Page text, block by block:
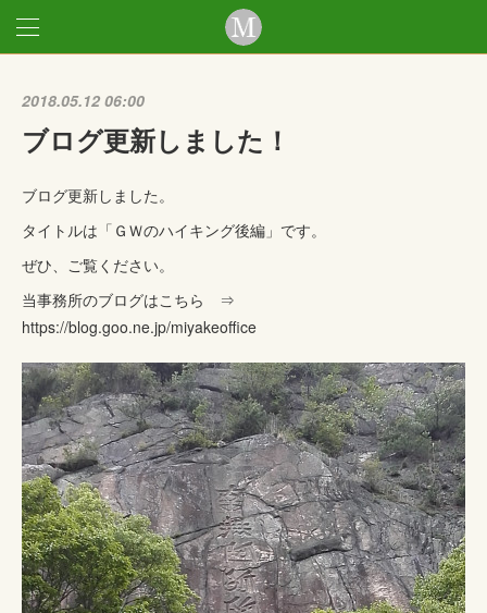
2018.05.12 06:00
ブログ更新しました！
ブログ更新しました。
タイトルは「ＧＷのハイキング後編」です。
ぜひ、ご覧ください。
当事務所のブログはこちら ⇒
https://blog.goo.ne.jp/miyakeoffice